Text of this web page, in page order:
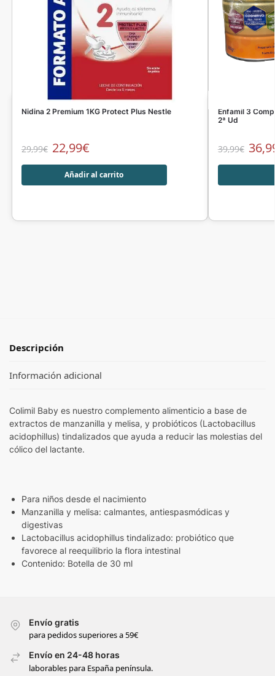
Nidina 2 Premium 1KG Protect Plus Nestle
29,99€ 22,99€
Añadir al carrito
Enfamil 3
2ª Ud
39,99€
Descripción
Información adicional
Colimil Baby es nuestro complemento alimenticio a base de
extractos de manzanilla y melisa, y probióticos (Lactobacillus
acidophillus) tindalizados que ayuda a reducir las molestias del
cólico del lactante.
Para niños desde el nacimiento
Manzanilla y melisa: calmantes, antiespasmódicas y
digestivas
Lactobacillus acidophillus tindalizado: probiótico que
favorece al reequilibrio la flora intestinal
Contenido: Botella de 30 ml
Envío gratis
para pedidos superiores a 59€
Envío en 24-48 horas
laborables para España península.